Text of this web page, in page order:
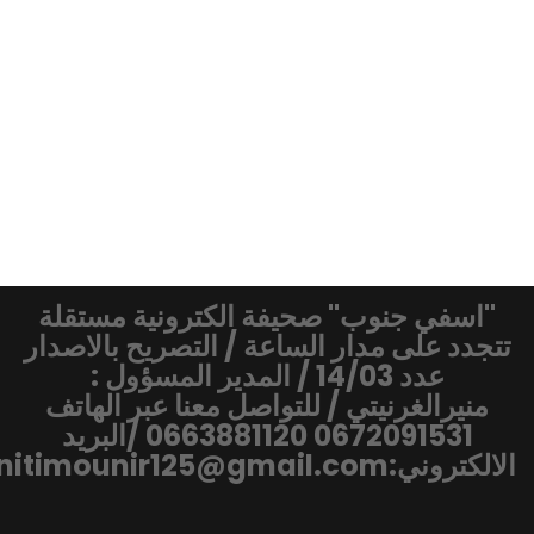
"اسفي جنوب" صحيفة الكترونية مستقلة
تتجدد على مدار الساعة / التصريح بالاصدار
عدد 14/03 / المدير المسؤول :
منيرالغرنيتي / للتواصل معنا عبر الهاتف
0672091531 0663881120 /البريد
الالكتروني:gharnitimounir125@gmail.com